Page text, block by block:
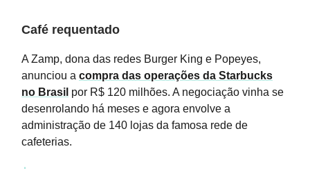
Café requentado
A Zamp, dona das redes Burger King e Popeyes,
anunciou a compra das operações da Starbucks
no Brasil por R$ 120 milhões. A negociação vinha se
desenrolando há meses e agora envolve a
administração de 140 lojas da famosa rede de
cafeterias.